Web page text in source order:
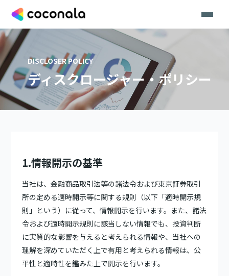
DISCLOSER POLICY
ディスクロージャー・ポリシー
1.情報開示の基準
当社は、金融商品取引法等の諸法令および東京証券取引
所の定める適時開示等に関する規則（以下「適時開示規
則」という）に従って、情報開示を行います。また、諸法
令および適時開示規則に該当しない情報でも、投資判断
に実質的な影響を与えると考えられる情報や、当社への
理解を深めていただく上で有用と考えられる情報は、公
平性と適時性を鑑みた上で開示を行います。